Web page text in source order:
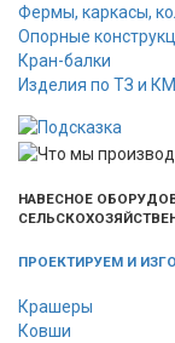
Фермы, каркасы,
Опорные
Кран-балки
Изделия по ТЗ и
НАВЕСНОЕ
ПРОЕКТИРУЕМ И
Крашеры
Ковши